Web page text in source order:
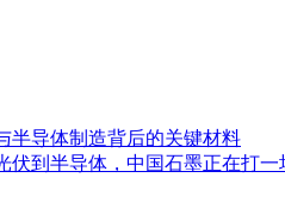
半导体制造背后的关键材料
伏到半导体，中国石墨正在打一